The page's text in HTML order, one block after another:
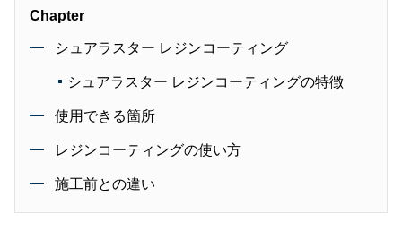
Chapter
シュアラスター レジンコーティング
シュアラスター レジンコーティングの特徴
使用できる箇所
レジンコーティングの使い方
施工前との違い